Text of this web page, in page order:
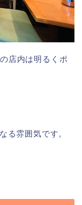
店内は明るくポ
る雰囲気です。